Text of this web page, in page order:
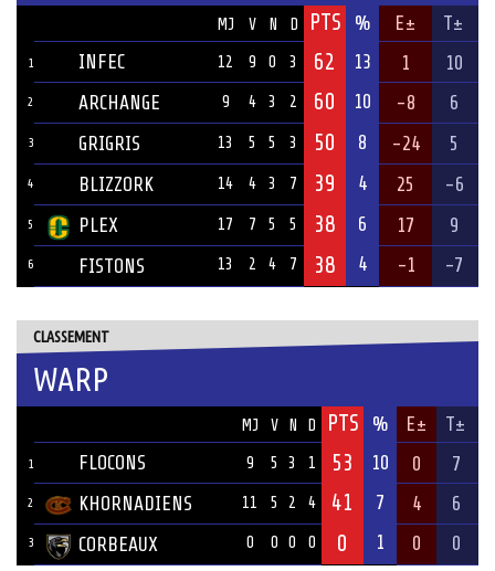
MJ V N D PTS % E± T±
1 INFEC 12 9 0 3 62 13 1 10
2 ARCHANGE 9 4 3 2 60 10 -8 6
3 GRIGRIS 13 5 5 3 50 8 -24 5
4 BLIZZORK 14 4 3 7 39 4 25 -6
5 PLEX 17 7 5 5 38 6 17 9
6 FISTONS 13 2 4 7 38 4 -1 -7
CLASSEMENT
WARP
MJ V N D PTS % E± T±
1 FLOCONS 9 5 3 1 53 10 0 7
2 KHORNADIENS 11 5 2 4 41 7 4 6
3 CORBEAUX 0 0 0 0 0 1 0 0